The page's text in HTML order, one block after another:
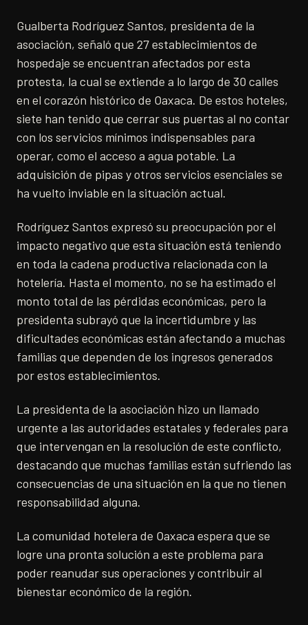
Gualberta Rodríguez Santos, presidenta de la
asociación, señaló que 27 establecimientos de
hospedaje se encuentran afectados por esta
protesta, la cual se extiende a lo largo de 30 calles
en el corazón histórico de Oaxaca. De estos hoteles,
siete han tenido que cerrar sus puertas al no contar
con los servicios mínimos indispensables para
operar, como el acceso a agua potable. La
adquisición de pipas y otros servicios esenciales se
ha vuelto inviable en la situación actual.
Rodríguez Santos expresó su preocupación por el
impacto negativo que esta situación está teniendo
en toda la cadena productiva relacionada con la
hotelería. Hasta el momento, no se ha estimado el
monto total de las pérdidas económicas, pero la
presidenta subrayó que la incertidumbre y las
dificultades económicas están afectando a muchas
familias que dependen de los ingresos generados
por estos establecimientos.
La presidenta de la asociación hizo un llamado
urgente a las autoridades estatales y federales para
que intervengan en la resolución de este conflicto,
destacando que muchas familias están sufriendo las
consecuencias de una situación en la que no tienen
responsabilidad alguna.
La comunidad hotelera de Oaxaca espera que se
logre una pronta solución a este problema para
poder reanudar sus operaciones y contribuir al
bienestar económico de la región.